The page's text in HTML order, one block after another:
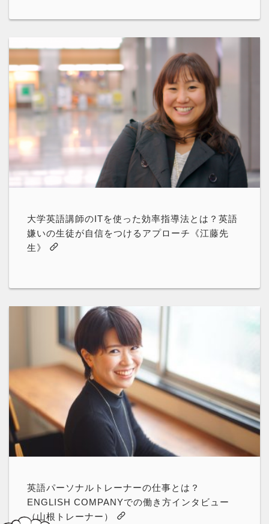
大学英語講師のITを使った効率指導法とは？英語
嫌いの生徒が自信をつけるアプローチ《江藤先
生》
英語パーソナルトレーナーの仕事とは？
ENGLISH COMPANYでの働き方インタビュー
（山根トレーナー）